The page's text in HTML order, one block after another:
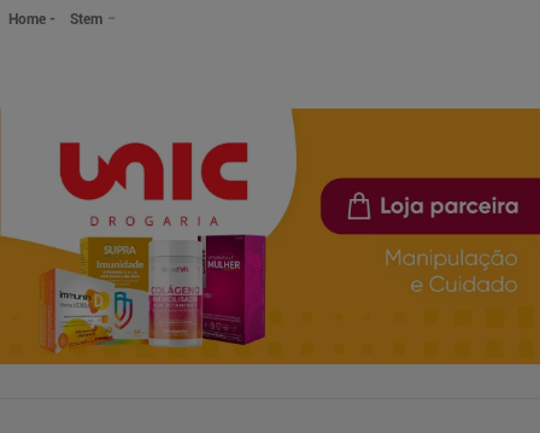
Stemlenco umedecido
5º fralda geriatrica